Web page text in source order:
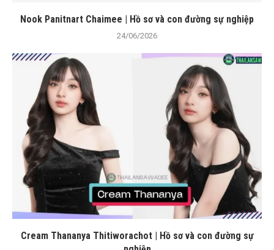
Nook Panitnart Chaimee | Hồ sơ và con đường sự nghiệp
24/06/2026
Cream Thananya Thitiworachot | Hồ sơ và con đường sự